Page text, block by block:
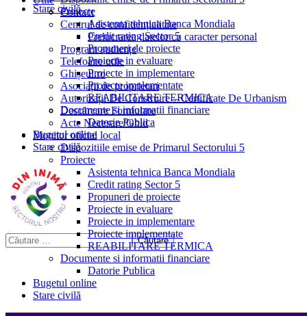
Stare civilă
Proiecte
Asistenta tehnica Banca Mondiala
Credit rating Sector 5
Propuneri de proiecte
Proiecte in evaluare
Proiecte in implementare
Proiecte implementate
REABILITARE TERMICA
Documente si informatii financiare
Datorie Publica
Bugetul online
Stare civilă
Contact
Centrul de confidențialitate
Prelucrarea datelor cu caracter personal
Program audiențe
Telefoane utile
Ghișeul.ro
Asociații de proprietari
Autorizații De Construire – Certificate De Urbanism
Descărcare Formulare
Acte Necesare/Ghid
Monitor oficial local
Dispozitiile emise de Primarul Sectorului 5
Proiecte
Asistenta tehnica Banca Mondiala
Credit rating Sector 5
Propuneri de proiecte
Proiecte in evaluare
Proiecte in implementare
Proiecte implementate
REABILITARE TERMICA
Documente si informatii financiare
Datorie Publica
Bugetul online
Stare civilă